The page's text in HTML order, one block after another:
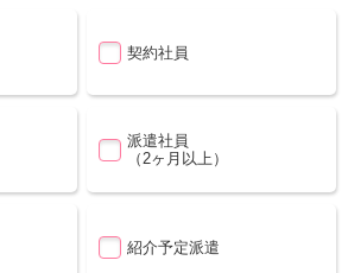
契約社員
派遣社員
（2ヶ月以上）
紹介予定派遣